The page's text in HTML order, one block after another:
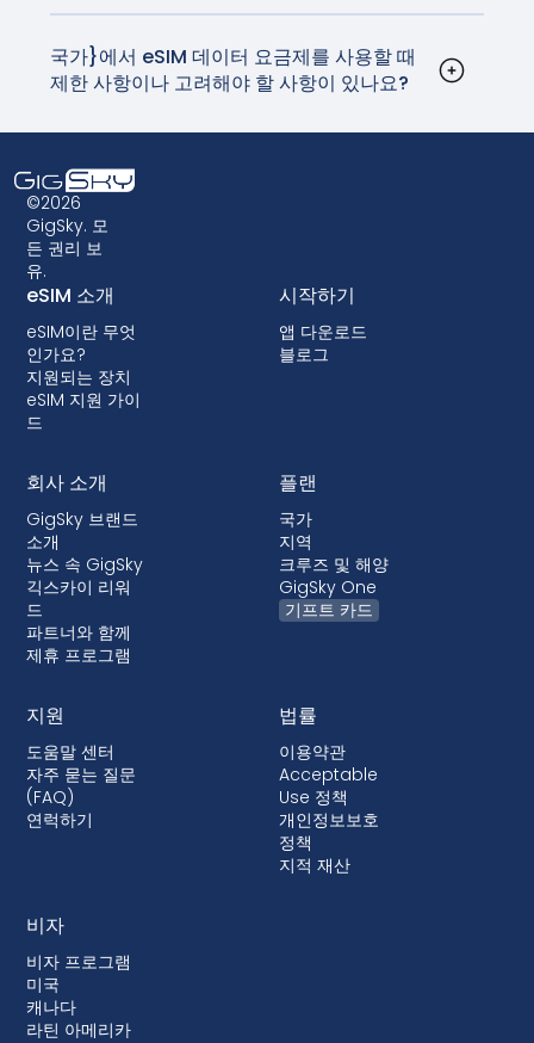
정은 매우 간단하며 실제 SIM 카드를 교체할 필요가
없습니다. 집에 돌아가기 전에 SIM 카드를 분실하지
니다.
국가}에서 eSIM 데이터 요금제를 사용할 때
제한 사항이나 고려해야 할 사항이 있나요?
호환되는지 확인하는 것이 중요합니다. 또한 일부 구
형 디바이스는 eSIM 기술을 지원하지 않을 수 있으
므로 eSIM 데이터 요금제를 선택하기 전에 호환성
을 확인하는 것이 중요합니다. 일부 이동통신사에서
는 단말기를 잠가서 eSIM을 사용하지 못하게 할 수
도 있습니다. 대부분의 국가에서는 잠금 기능이 허용
되지 않지만, 잠금 기능이 있는 경우 대부분 후불 요
금제에서 단말기 할부 구매 시 함께 제공됩니다.
©2026
GigSky. 모
든 권리 보
유.
eSIM 소개
eSIM이란 무엇
인가요?
지원되는 장치
eSIM 지원 가이
드
시작하기
앱 다운로드
블로그
회사 소개
GigSky 브랜드
소개
뉴스 속 GigSky
긱스카이 리워
드
파트너와 함께
제휴 프로그램
플랜
국가
지역
크루즈 및 해양
GigSky One
기프트 카드
지원
도움말 센터
자주 묻는 질문
(FAQ)
연럭하기
법률
이용약관
Acceptable
Use 정책
개인정보보호
정책
지적 재산
비자
비자 프로그램
미국
캐나다
라틴 아메리카